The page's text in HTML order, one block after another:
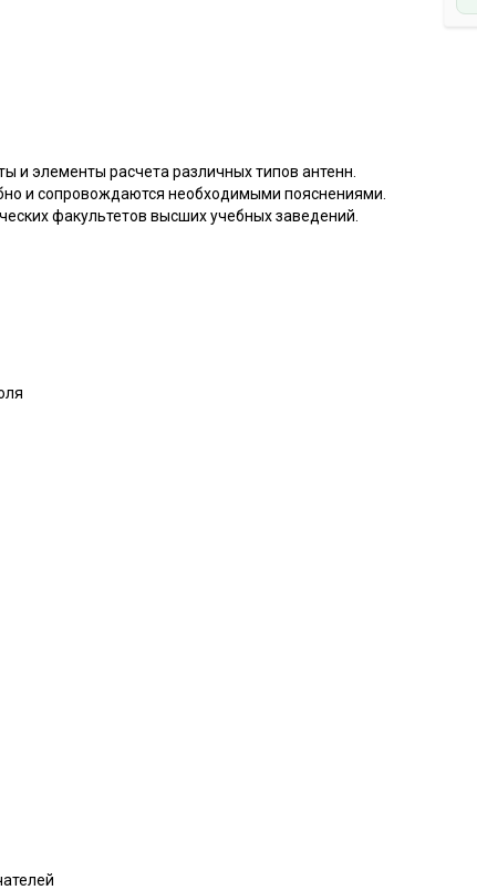
и элементы расчета различных типов антенн.
и сопровождаются необходимыми пояснениями.
факультетов высших учебных заведений.